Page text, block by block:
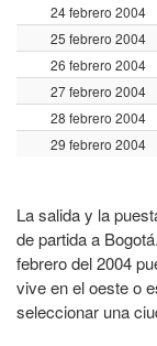
24 febrero 2004
25 febrero 2004
26 febrero 2004
27 febrero 2004
28 febrero 2004
29 febrero 2004
La salida y la
de partida a
febrero del 2004
vive en el oeste o
seleccionar una